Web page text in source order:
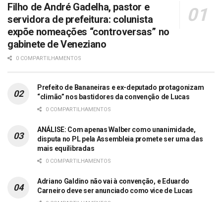
Filho de André Gadelha, pastor e
servidora de prefeitura: colunista
expõe nomeações “controversas” no
gabinete de Veneziano
0 COMPARTILHAMENTOS
Prefeito de Bananeiras e ex-deputado protagonizam
“climão” nos bastidores da convenção de Lucas
0 COMPARTILHAMENTOS
ANÁLISE: Com apenas Walber como unanimidade,
disputa no PL pela Assembleia promete ser uma das
mais equilibradas
0 COMPARTILHAMENTOS
Adriano Galdino não vai à convenção, e Eduardo
Carneiro deve ser anunciado como vice de Lucas